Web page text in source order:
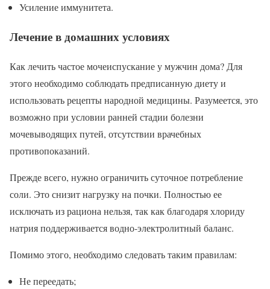
Усиление иммунитета.
Лечение в домашних условиях
Как лечить частое мочеиспускание у мужчин дома? Для
этого необходимо соблюдать предписанную диету и
использовать рецепты народной медицины. Разумеется, это
возможно при условии ранней стадии болезни
мочевыводящих путей, отсутствии врачебных
противопоказаний.
Прежде всего, нужно ограничить суточное потребление
соли. Это снизит нагрузку на почки. Полностью ее
исключать из рациона нельзя, так как благодаря хлориду
натрия поддерживается водно-электролитный баланс.
Помимо этого, необходимо следовать таким правилам:
Не переедать;